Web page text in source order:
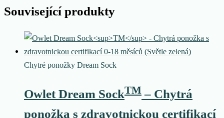
Související produkty
Chytré ponožky Dream Sock
Owlet Dream SockTM – Chytrá
ponožka s zdravotnickou certifikací